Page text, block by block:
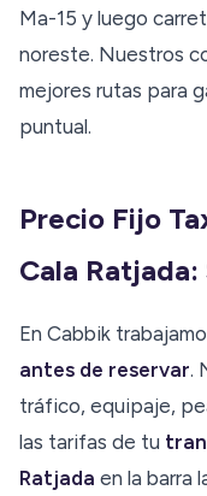
Ma-15 y luego
noreste. Nuestros
mejores rutas para
puntual.
Precio Fijo
Cala Ratjada:
En Cabbik
antes de reservar.
tráfico, equipaje,
las tarifas de tu
Ratjada en la barra